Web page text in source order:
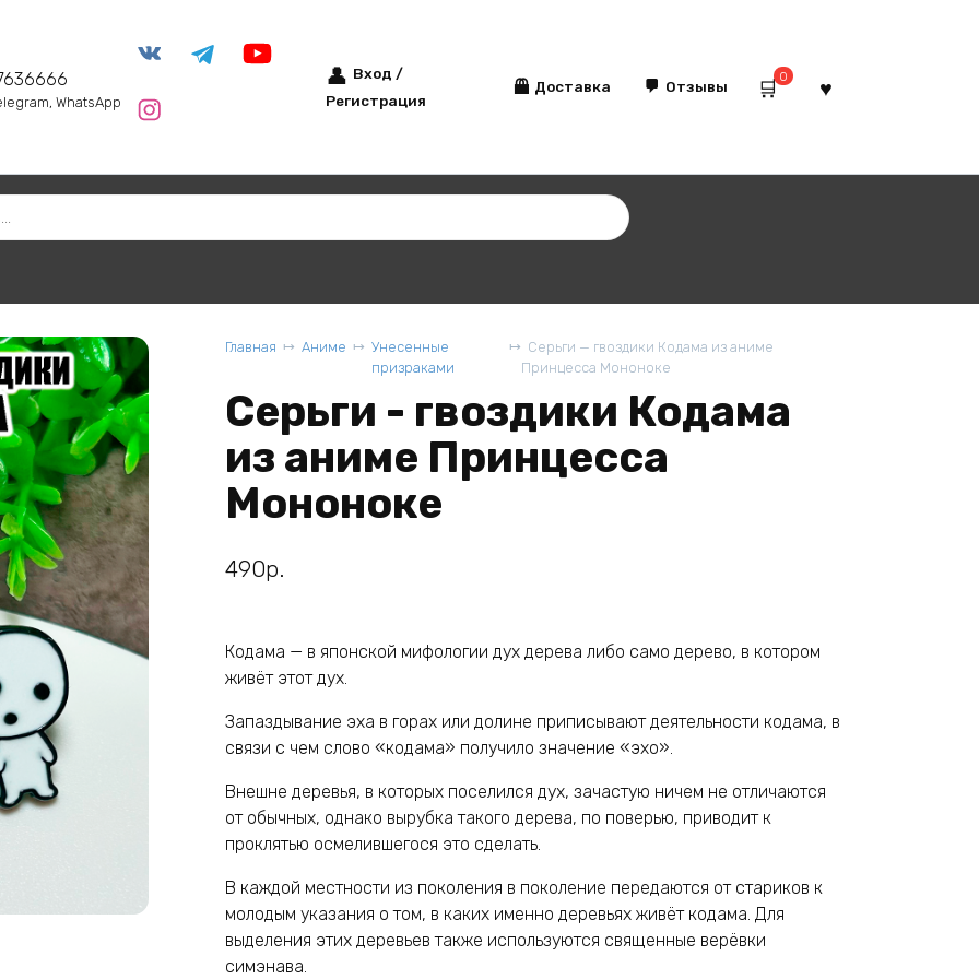
WhatsApp
Вход /
Регистрация
Доставка Отзывы
0
Главная Аниме
Унесенные
призраками
Серьги — гвоздики Кодама из аниме
Принцесса Мононоке
Серьги - гвоздики Кодама
из аниме Принцесса
Мононоке
490р.
Кодама — в японской мифологии дух дерева либо само дерево, в котором
живёт этот дух.
Запаздывание эха в горах или долине приписывают деятельности кодама, в
связи с чем слово «кодама» получило значение «эхо».
Внешне деревья, в которых поселился дух, зачастую ничем не отличаются
от обычных, однако вырубка такого дерева, по поверью, приводит к
проклятью осмелившегося это сделать.
В каждой местности из поколения в поколение передаются от стариков к
молодым указания о том, в каких именно деревьях живёт кодама. Для
выделения этих деревьев также используются священные верёвки
симэнава.